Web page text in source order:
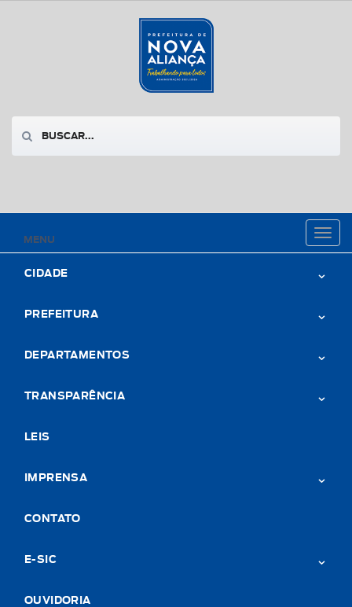
MENU
Toggle
CIDADE
PREFEITURA
DEPARTAMENTOS
TRANSPARÊNCIA
LEIS
IMPRENSA
CONTATO
E-SIC
OUVIDORIA